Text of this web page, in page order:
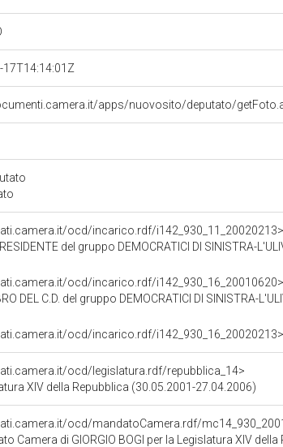
17T14:14:01Z
apps/nuovosito/deputato/
ocd/incarico.rdf/i142_930_11_20020213>
del gruppo DEMOCRATICI DI SINISTRA-
ocd/incarico.rdf/i142_930_16_20010620>
DEL C.D. del gruppo DEMOCRATICI DI SINISTRA-
ocd/incarico.rdf/i142_930_16_20020213>
ocd/legislatura.rdf/repubblica_14>
XIV della Repubblica (30.05.2001-27.04.2006)
ocd/mandatoCamera.rdf/
Camera di GIORGIO BOGI per la Legislatura XIV della